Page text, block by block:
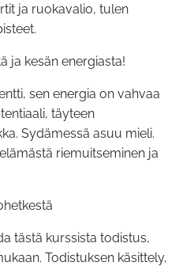
ja ruokavalio, tulen
ja kesän energiasta!
sen energia on vahvaa
täyteen
Sydämessä asuu mieli.
riemuitseminen ja
tästä kurssista todistus,
Todistuksen käsittely,